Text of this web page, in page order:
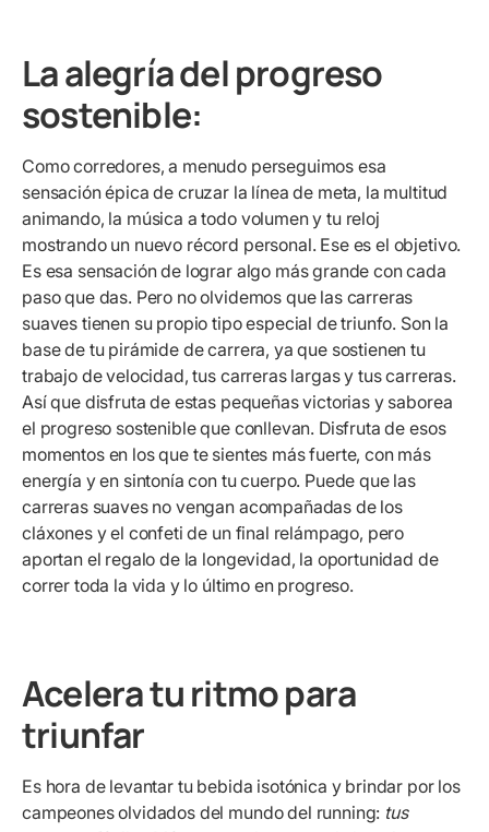
La alegría del progreso
sostenible:
Como corredores, a menudo perseguimos esa
sensación épica de cruzar la línea de meta, la multitud
animando, la música a todo volumen y tu reloj
mostrando un nuevo récord personal. Ese es el objetivo.
Es esa sensación de lograr algo más grande con cada
paso que das. Pero no olvidemos que las carreras
suaves tienen su propio tipo especial de triunfo. Son la
base de tu pirámide de carrera, ya que sostienen tu
trabajo de velocidad, tus carreras largas y tus carreras.
Así que disfruta de estas pequeñas victorias y saborea
el progreso sostenible que conllevan. Disfruta de esos
momentos en los que te sientes más fuerte, con más
energía y en sintonía con tu cuerpo. Puede que las
carreras suaves no vengan acompañadas de los
cláxones y el confeti de un final relámpago, pero
aportan el regalo de la longevidad, la oportunidad de
correr toda la vida y lo último en progreso.
Acelera tu ritmo para
triunfar
Es hora de levantar tu bebida isotónica y brindar por los
campeones olvidados del mundo del running: tus